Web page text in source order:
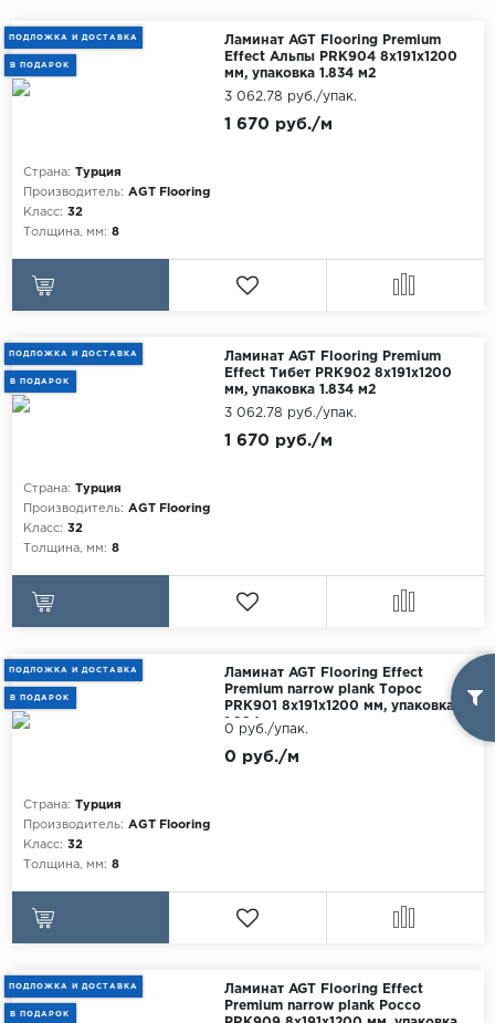
ПОДЛОЖКА И ДОСТАВКА
В ПОДАРОК
Ламинат AGT Flooring Premium
Effect Альпы PRK904 8x191x1200
мм, упаковка 1.834 м2
Страна: Турция
Производитель: AGT Flooring
Класс: 32
Толщина, мм: 8
1 670 руб./м
3 062.78 руб./упак.
ПОДЛОЖКА И ДОСТАВКА
В ПОДАРОК
Ламинат AGT Flooring Premium
Effect Тибет PRK902 8x191x1200
мм, упаковка 1.834 м2
Страна: Турция
Производитель: AGT Flooring
Класс: 32
Толщина, мм: 8
1 670 руб./м
3 062.78 руб./упак.
ПОДЛОЖКА И ДОСТАВКА
В ПОДАРОК
Ламинат AGT Flooring Effect
Premium narrow plank Торос
PRK901 8x191x1200 мм, упаковка
1.884 м
Страна: Турция
Производитель: AGT Flooring
Класс: 32
Толщина, мм: 8
0 руб./м
0 руб./упак.
ПОДЛОЖКА И ДОСТАВКА
В ПОДАРОК
Ламинат AGT Flooring Effect
Premium narrow plank Россо